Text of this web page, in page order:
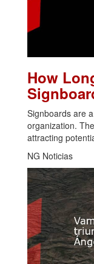
How
Signboards are
organization.
attracting
NG Noticias